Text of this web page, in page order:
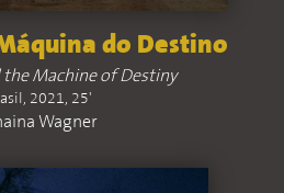
do Destino
the Machine of Destiny
2021, 25'
Wagner